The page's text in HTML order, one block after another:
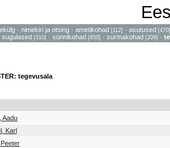
· nimekiri ja otsing · ametikohad [112] · asutused [470]
sugulased [310] · sünnikohad [650] · surmakohad [209] ·
tegevusala
Aadu
Karl
Peeter